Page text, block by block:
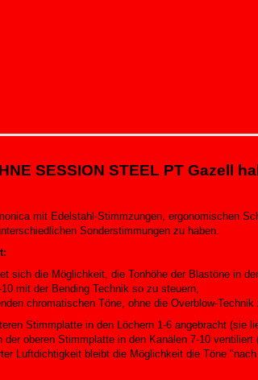
SESSION STEEL PT Gazell
mit Edelstahl-Stimmzungen, ergonomischen
Sonderstimmungen zu haben.
sich die Möglichkeit, die Tonhöhe der Blastöne in
mit der Bending Technik so zu steuern,
chromatischen Töne, ohne die Overblow-
Stimmplatte in den Löchern 1-6 angebracht (sie
der oberen Stimmplatte in den Kanälen 7-10 ventiliert
Luftdichtigkeit bleibt die Möglichkeit die Töne "nach